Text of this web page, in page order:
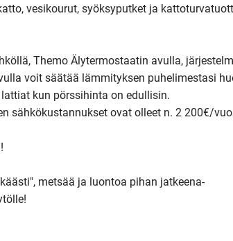
vesikourut, syöksyputket ja
Themo Älytermostaatin avulla,
voit säätää lämmityksen puhelimestasi
kun pörssihinta on edullisin.
sähkökustannukset ovat olleet n. 2 200€/
metsää ja luontoa pihan jatkeena-